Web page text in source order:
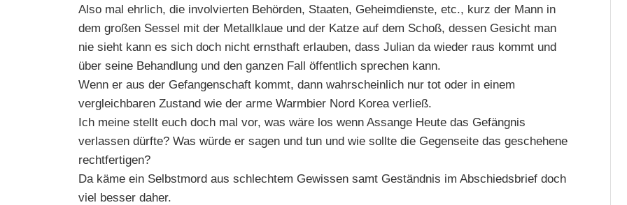
Also mal ehrlich, die involvierten Behörden, Staaten, Geheimdienste, etc., kurz der Mann in
dem großen Sessel mit der Metallklaue und der Katze auf dem Schoß, dessen Gesicht man
nie sieht kann es sich doch nicht ernsthaft erlauben, dass Julian da wieder raus kommt und
über seine Behandlung und den ganzen Fall öffentlich sprechen kann.
Wenn er aus der Gefangenschaft kommt, dann wahrscheinlich nur tot oder in einem
vergleichbaren Zustand wie der arme Warmbier Nord Korea verließ.
Ich meine stellt euch doch mal vor, was wäre los wenn Assange Heute das Gefängnis
verlassen dürfte? Was würde er sagen und tun und wie sollte die Gegenseite das geschehene
rechtfertigen?
Da käme ein Selbstmord aus schlechtem Gewissen samt Geständnis im Abschiedsbrief doch
viel besser daher.